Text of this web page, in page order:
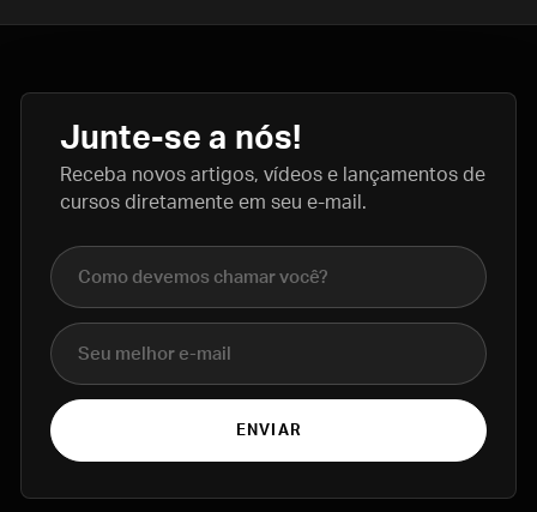
Junte-se a nós!
Receba novos artigos, vídeos e lançamentos de
cursos diretamente em seu e-mail.
Nome completo
E-mail
ENVIAR